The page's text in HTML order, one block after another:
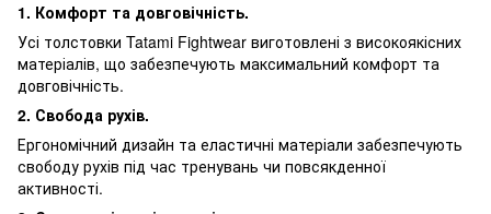
1. Комфорт та довговічність.
Усі толстовки Tatami Fightwear виготовлені з високоякісних
матеріалів, що забезпечують максимальний комфорт та
довговічність.
2. Свобода рухів.
Ергономічний дизайн та еластичні матеріали забезпечують
свободу рухів під час тренувань чи повсякденної
активності.